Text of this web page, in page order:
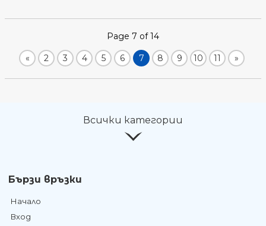
Page 7 of 14
« 2 3 4 5 6 7 8 9 10 11 »
Всички категории
Бързи връзки
Начало
Вход